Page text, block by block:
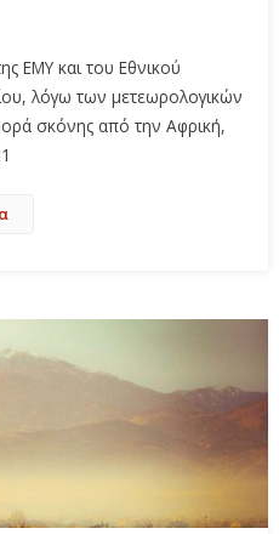
ΕΜΥ και του Εθνικού
λόγω των μετεωρολογικών
σκόνης από την Αφρική,